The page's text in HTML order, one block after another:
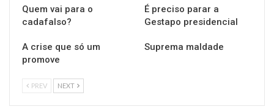
Quem vai para o
cadafalso?
É preciso parar a
Gestapo presidencial
A crise que só um
promove
Suprema maldade
PREV NEXT